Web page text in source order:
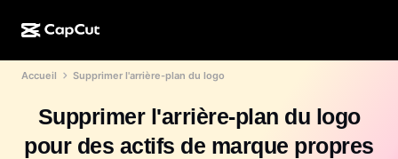
CapCut en ligne
Création par l'IA
Conception IA
Fonctionnalités
Outils IA
Modèles pour les fêtes de fin d'année
Communauté
Accueil Supprimer l'arrière-plan du logo
Supprimer l'arrière-plan du logo
pour des actifs de marque propres